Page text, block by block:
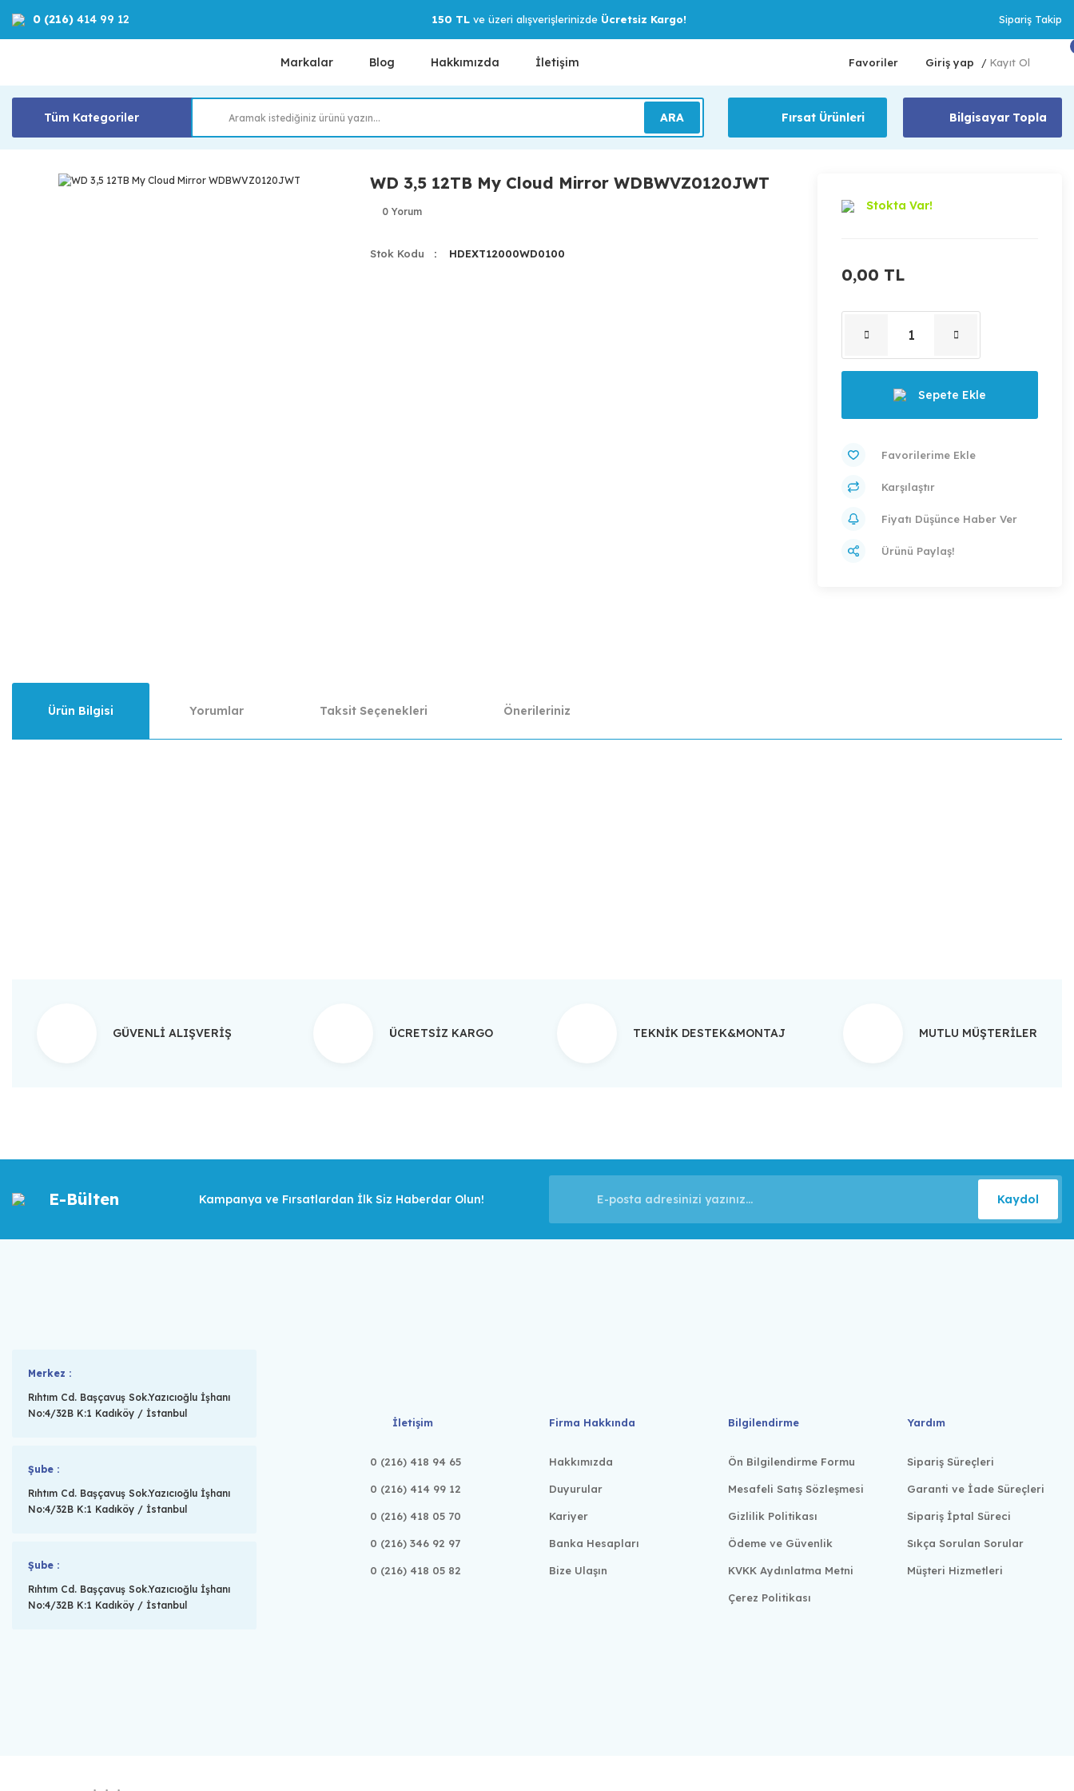
0 (216) 414 99 12 150 TLve üzeri alışverişlerinizde Ücretsiz Kargo! Sipariş Takip
Markalar Blog Hakkımızda İletişim Favoriler Giriş yap / Kayıt Ol
Tüm Kategoriler ARA Fırsat Ürünleri Bilgisayar Topla
WD 3,5 12TB My Cloud Mirror WDBWVZ0120JWT
0 Yorum
Stok Kodu HDEXT12000WD0100
Stokta Var!
0,00 TL
Sepete Ekle
Karşılaştır
Fiyatı Düşünce Haber Ver
Ürünü Paylaş!
Ürün Bilgisi Yorumlar Taksit Seçenekleri Önerileriniz
GÜVENLİ ALIŞVERİŞ ÜCRETSİZ KARGO TEKNİK DESTEK&MONTAJ MUTLU MÜŞTERİLER
E-Bülten Kampanya ve Fırsatlardan İlk Siz Haberdar Olun! Kaydol
Merkez :
Rıhtım Cd. Başçavuş Sok.Yazıcıoğlu İşhanı
No:4/32B K:1 Kadıköy / İstanbul
Şube :
Rıhtım Cd. Başçavuş Sok.Yazıcıoğlu İşhanı
No:4/32B K:1 Kadıköy / İstanbul
Şube :
Rıhtım Cd. Başçavuş Sok.Yazıcıoğlu İşhanı
No:4/32B K:1 Kadıköy / İstanbul
İletişim
0 (216) 418 94 65
0 (216) 414 99 12
0 (216) 418 05 70
0 (216) 346 92 97
0 (216) 418 05 82
Firma Hakkında
Hakkımızda
Duyurular
Kariyer
Banka Hesapları
Bize Ulaşın
Bilgilendirme
Ön Bilgilendirme Formu
Mesafeli Satış Sözleşmesi
Gizlilik Politikası
Ödeme ve Güvenlik
KVKK Aydınlatma Metni
Çerez Politikası
Yardım
Sipariş Süreçleri
Garanti ve İade Süreçleri
Sipariş İptal Süreci
Sıkça Sorulan Sorular
Müşteri Hizmetleri